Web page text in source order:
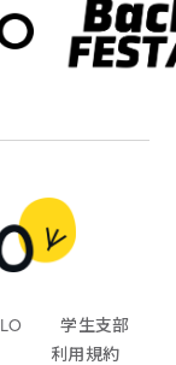
学生支部
利用規約